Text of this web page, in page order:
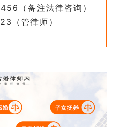
（备注法律咨询）
（管律师）